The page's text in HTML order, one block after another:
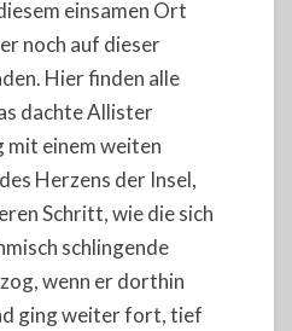
einsamen Ort
noch auf dieser
Hier finden alle
dachte Allister
mit einem weiten
Herzens der Insel,
Schritt, wie die sich
schlingende
wenn er dorthin
ging weiter fort, tief